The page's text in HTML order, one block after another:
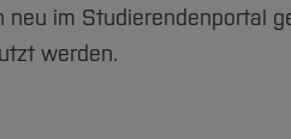
neu im Studierendenportal
werden.